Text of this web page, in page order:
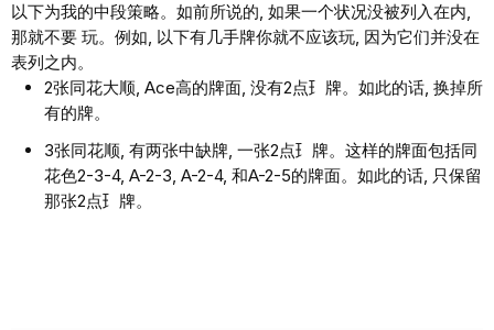
以下为我的中段策略。如前所说的, 如果⼀个状况没被列⼊在内,
那就不要 玩。例如, 以下有⼏⼿牌你就不应该玩, 因为它们并没在
表列之内。
2张同花⼤顺, Ace⾼的牌⾯, 没有2点⺩牌。如此的话, 换掉所
有的牌。
3张同花顺, 有两张中缺牌, ⼀张2点⺩牌。这样的牌⾯包括同
花⾊2-3-4, A-2-3, A-2-4, 和A-2-5的牌⾯。如此的话, 只保留
那张2点⺩牌。